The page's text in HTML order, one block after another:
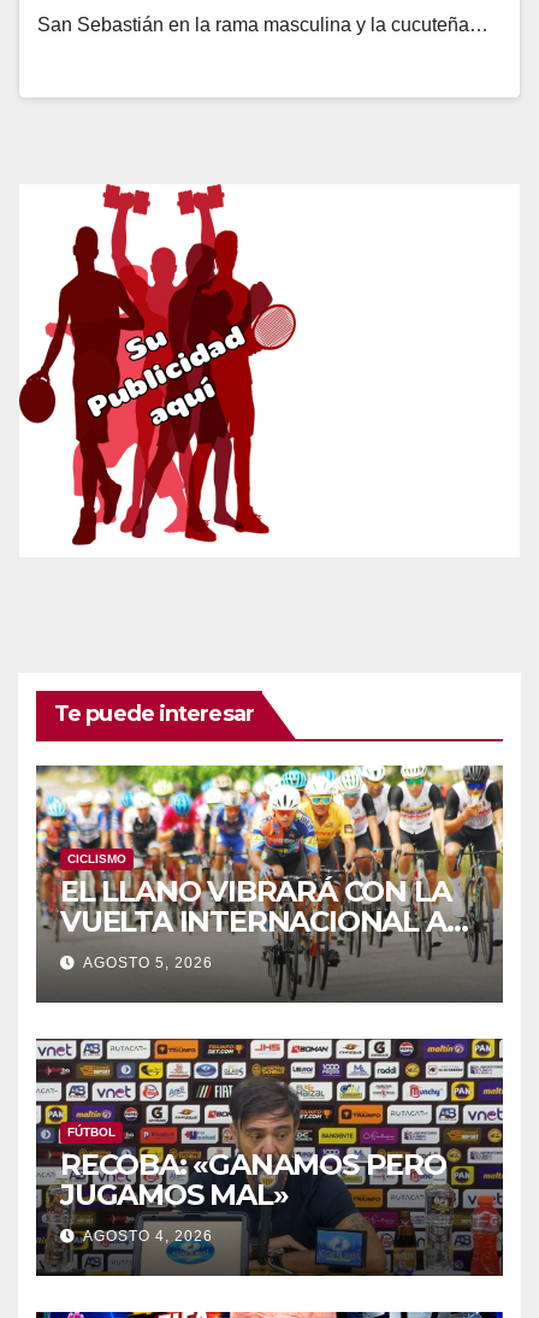
San Sebastián en la rama masculina y la cucuteña…
Te puede interesar
CICLISMO
EL LLANO VIBRARÁ CON LA
VUELTA INTERNACIONAL A
ZAMORA
AGOSTO 5, 2026
FÚTBOL
RECOBA: «GANAMOS PERO
JUGAMOS MAL»
AGOSTO 4, 2026